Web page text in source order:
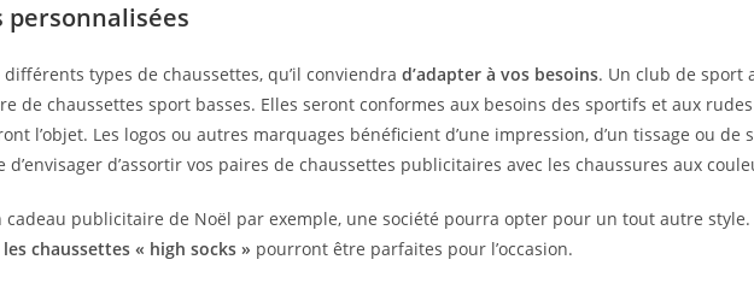
personnalisées
différents types de chaussettes, qu’il conviendra d’adapter à vos besoins. Un club de sport
de chaussettes sport basses. Elles seront conformes aux besoins des sportifs et aux
l’objet. Les logos ou autres marquages bénéficient d’une impression, d’un tissage ou
d’envisager d’assortir vos paires de chaussettes publicitaires avec les chaussures aux
cadeau publicitaire de Noël par exemple, une société pourra opter pour un tout autre style.
chaussettes « high socks » pourront être parfaites pour l’occasion.